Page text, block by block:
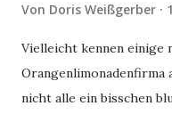
Von Doris Weißgerber
Vielleicht kennen einige
Orangenlimonadenfirma
nicht alle ein bisschen